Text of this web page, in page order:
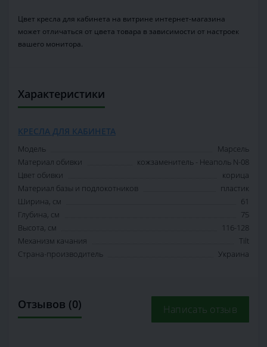
Цвет кресла для кабинета на витрине интернет-магазина
может отличаться от цвета товара в зависимости от настроек
вашего монитора.
Характеристики
КРЕСЛА ДЛЯ КАБИНЕТА
Модель
Марсель
Материал обивки
кожзаменитель - Неаполь N-08
Цвет обивки
корица
Материал базы и подлокотников
пластик
Ширина, см
61
Глубина, см
75
Высота, см
116-128
Механизм качания
Tilt
Страна-производитель
Украина
Отзывов (0) Написать отзыв